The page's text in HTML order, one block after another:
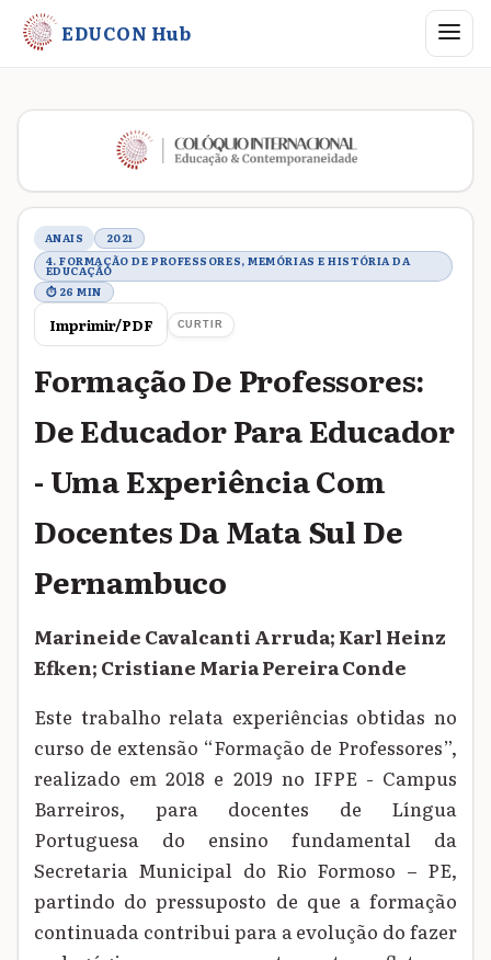
EDUCON Hub Abrir
Metadados do trabalho
ANAIS
2021
4. FORMAÇÃO DE PROFESSORES, MEMÓRIAS E HISTÓRIA DA
EDUCAÇÃO
⏱ 26 MIN
Imprimir/PDF CURTIR
Formação De Professores:
De Educador Para Educador
- Uma Experiência Com
Docentes Da Mata Sul De
Pernambuco
Marineide Cavalcanti Arruda; Karl Heinz
Efken; Cristiane Maria Pereira Conde
Este trabalho relata experiências obtidas no
curso de extensão “Formação de Professores”,
realizado em 2018 e 2019 no IFPE - Campus
Barreiros, para docentes de Língua
Portuguesa do ensino fundamental da
Secretaria Municipal do Rio Formoso – PE,
partindo do pressuposto de que a formação
continuada contribui para a evolução do fazer